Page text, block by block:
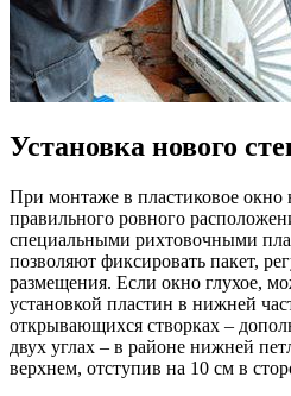
Установка нового
При монтаже в пластиковое окно
правильного ровного
специальными рихтовочными
позволяют фиксировать пакет,
размещения. Если окно глухое,
установкой пластин в нижней
открывающихся створках –
двух углах – в районе нижней
верхнем, отступив на 10 см в